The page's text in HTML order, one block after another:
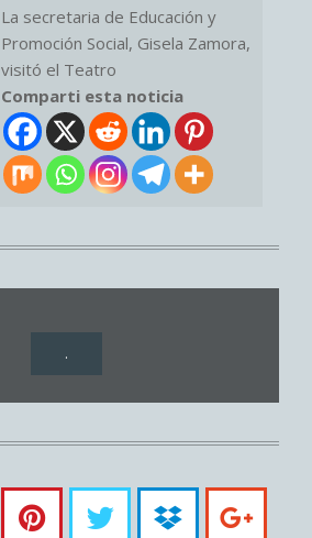
La secretaria de Educación y
Promoción Social, Gisela Zamora,
visitó el Teatro
Comparti esta noticia
.